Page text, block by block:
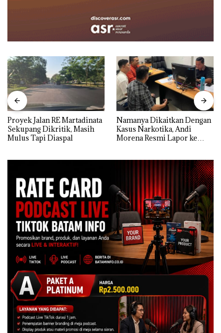
Proyek Jalan RE Martadinata
Sekupang Dikritik, Masih
Mulus Tapi Diaspal
Namanya Dikaitkan Dengan
Kasus Narkotika, Andi
Morena Resmi Lapor ke